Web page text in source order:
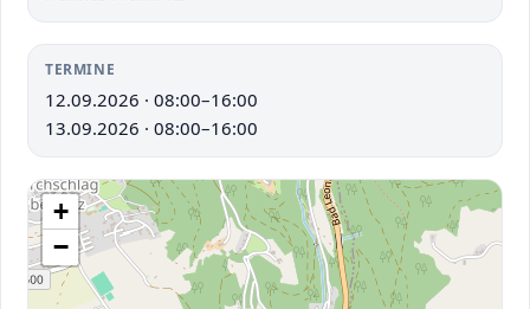
TERMINE
12.09.2026 · 08:00–16:00
+
−